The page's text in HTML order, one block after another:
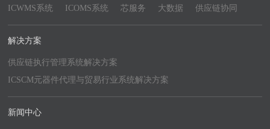
ICWMS系统 ICOMS系统 芯服务 大数据 供应链协同
解决方案
供应链执行管理系统解决方案
ICSCM元器件代理与贸易行业系统解决方案
新闻中心